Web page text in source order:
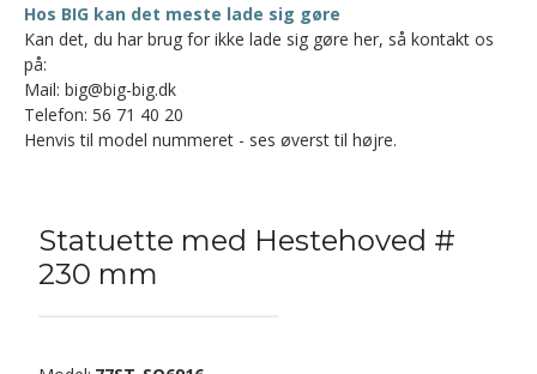
Hos BIG kan det meste lade sig gøre
Kan det, du har brug for ikke lade sig gøre her, så kontakt os
på:
Mail: big@big-big.dk
Telefon: 56 71 40 20
Henvis til model nummeret - ses øverst til højre.
Statuette med Hestehoved #
230 mm